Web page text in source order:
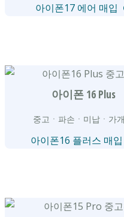
아이폰17 에어 매입
아이폰 16 Plus
중고ㆍ파손ㆍ미납ㆍ가
아이폰16 플러스 매입